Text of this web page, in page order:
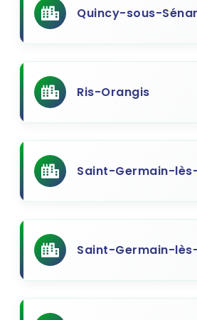
Quincy-sous-
Ris-Orangis
Saint-Germain-
Saint-Germain-